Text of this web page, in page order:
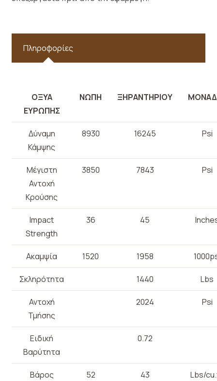
Πληροφορίες
ΟΞΥΑ
ΕΥΡΩΠΗΣ
ΝΩΠΗ ΞΗΡΑΝΤΗΡΙΟΥ
Δύναμη
Κάμψης
8930 16245 Psi
Μέγιστη
Αντοχή
Κρούσης
3850 7843 Psi
Impact
Strength
36 45
Ακαμψία 1520 1958
Σκληρότητα 1440 Lbs
Αντοχή
Τμήσης
2024 Psi
Ειδική
Βαρύτητα
0.72
Βάρος 52 43 Lbs/